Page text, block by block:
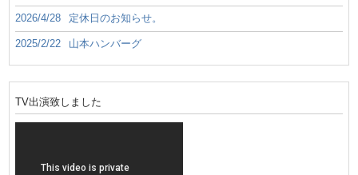
2026/4/28 定休日のお知らせ。
2025/2/22 山本ハンバーグ
TV出演致しました